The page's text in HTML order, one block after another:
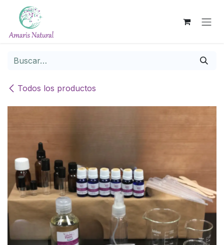
Ir al contenido
Todos los productos